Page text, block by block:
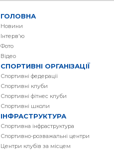
ГОЛОВНА
Новини
Інтерв'ю
Фото
Вiдео
СПОРТИВНІ ОРГАНІЗАЦІЇ
Спортивні федерації
Спортивні клуби
Спортивні фітнес клуби
Спортивні школи
ІНФРАСТРУКТУРА
Спортивна інфраструктура
Спортивно-розважальні центри
Центри клубів за місцем